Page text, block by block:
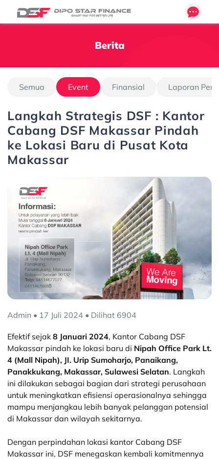
Berita
Semua Event Finansial Laporan
Langkah Strategis DSF : Kantor
Cabang DSF Makassar Pindah
ke Lokasi Baru di Pusat Kota
Makassar
Admin • 17 Juli 2024 • Dilihat 6904
Efektif sejak 8 Januari 2024, Kantor Cabang DSF
Makassar pindah ke lokasi baru di Nipah Office Park Lt.
4 (Mall Nipah), JI. Urip Sumoharjo, Panaikang,
Panakkukang, Makassar, Sulawesi Selatan. Langkah
ini dilakukan sebagai bagian dari strategi perusahaan
untuk meningkatkan efisiensi operasionalnya sehingga
mampu menjangkau lebih banyak pelanggan potensial
di Makassar dan wilayah sekitarnya.
Dengan perpindahan lokasi kantor Cabang DSF
Makassar ini, DSF menegaskan kembali komitmennya